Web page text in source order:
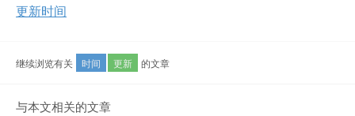
更新时间
继续浏览有关 时间 更新 的文章
与本文相关的文章